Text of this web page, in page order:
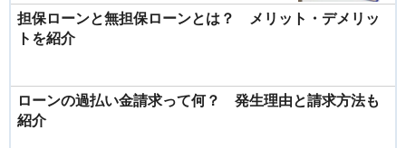
担保ローンと無担保ローンとは？ メリット・デメリッ
トを紹介
ローンの過払い金請求って何？ 発生理由と請求方法も
紹介